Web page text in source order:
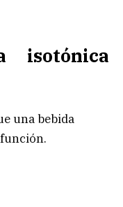
isotónica
una bebida